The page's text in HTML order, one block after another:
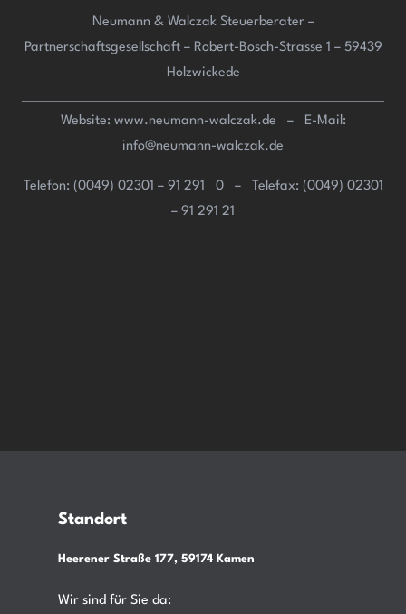
Neumann & Walczak Steuerberater –
Partnerschaftsgesellschaft – Robert-Bosch-Strasse 1 – 59439
Holzwickede
Website: www.neumann-walczak.de – E-Mail:
info@neumann-walczak.de
Telefon: (0049) 02301 – 91 291 0 – Telefax: (0049) 02301
– 91 291 21
Standort
Heerener Straße 177, 59174 Kamen
Wir sind für Sie da: